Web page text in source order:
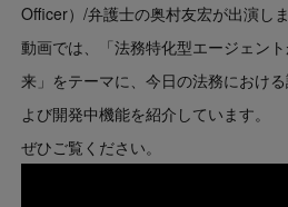
LegalOn Now
Contact
US website
Officer）/弁護士の奥村友宏が出演しま
動画では、「法務特化型エージェン
来」をテーマに、今日の法務におけ
よび開発中機能を紹介しています。
ぜひご覧ください。